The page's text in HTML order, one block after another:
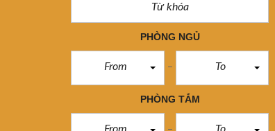
PHÒNG NGỦ
From To
PHÒNG TẮM